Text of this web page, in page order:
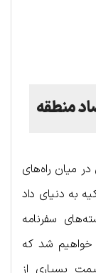
منطقه
میان راه‌های
به دنیای داد
سفرنامه
متوجه خواهیم شد که